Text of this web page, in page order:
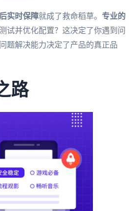
实时保障就成了救命稻草。 专业的
试并优化配置？这决定了你遇到问
题解决能力决定了产品的真正品
路